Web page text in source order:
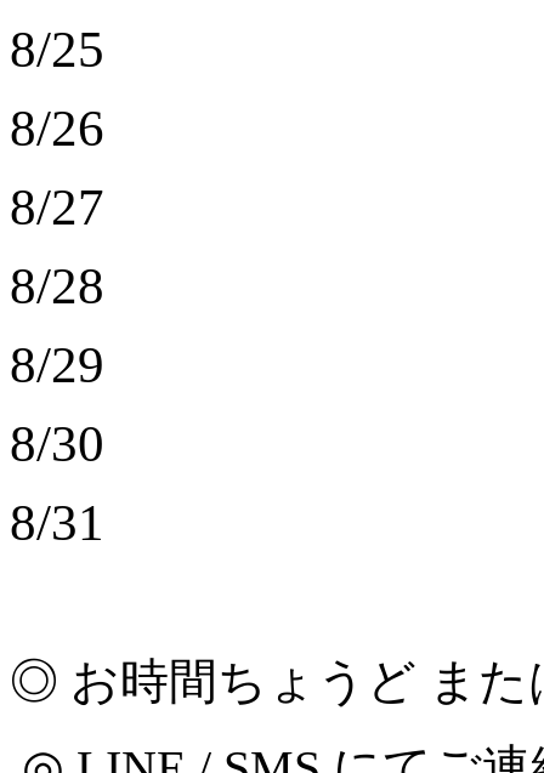
8/25
8/26
8/27
8/28
8/29
8/30
8/31
◎ お時間ちょうど また